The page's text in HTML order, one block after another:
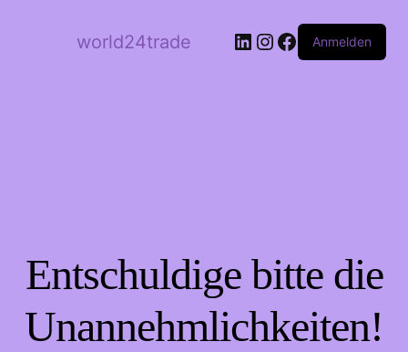
world24trade LinkedIn
Instagram
Facebook
Anmelden
Entschuldige bitte die
Unannehmlichkeiten!